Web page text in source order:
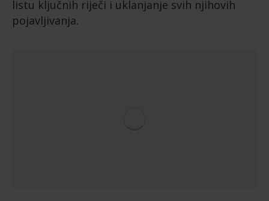
listu ključnih riječi i uklanjanje svih njihovih
pojavljivanja.